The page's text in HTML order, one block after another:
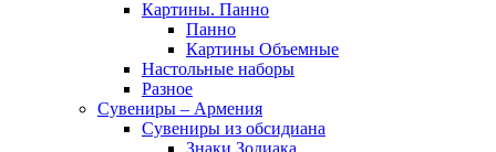
Картины. Панно
Панно
Картины Объемные
Настольные наборы
Разное
Сувениры – Армения
Сувениры из обсидиана
Знаки Зодиака